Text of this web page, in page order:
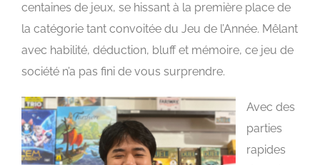
centaines de jeux, se hissant à la première place de
la catégorie tant convoitée du Jeu de l’Année. Mêlant
avec habilité, déduction, bluff et mémoire, ce jeu de
société n’a pas fini de vous surprendre.
Avec des
parties
rapides